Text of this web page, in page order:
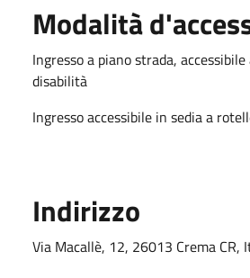
Modalità
Ingresso a piano strada,
disabilità
Ingresso accessibile in sedia a
Indirizzo
Via Macallè, 12, 26013 Crema CR,